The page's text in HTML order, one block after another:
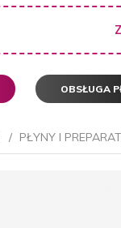
OBSŁUGA
PŁYNY I